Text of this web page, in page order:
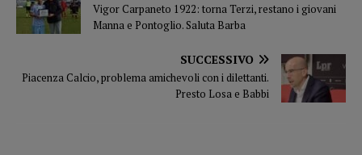
Vigor Carpaneto 1922: torna Terzi, restano i giovani
Manna e Pontoglio. Saluta Barba
SUCCESSIVO
Piacenza Calcio, problema amichevoli con i dilettanti.
Presto Losa e Babbi